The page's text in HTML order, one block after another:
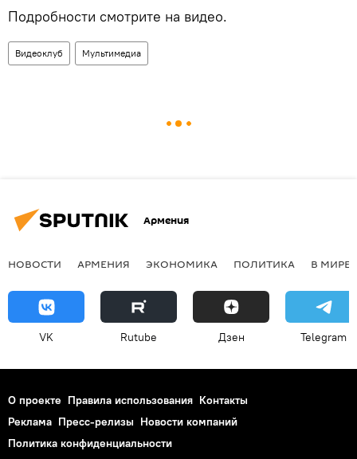
Подробности смотрите на видео.
Видеоклуб Мультимедиа
Армения
НОВОСТИ АРМЕНИЯ ЭКОНОМИКА ПОЛИТИКА В МИРЕ
VK Rutube Дзен Telegram
О проекте Правила использования Контакты
Реклама Пресс-релизы Новости компаний
Политика конфиденциальности